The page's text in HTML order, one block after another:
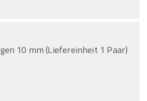
10 mm (Liefereinheit 1 Paar)